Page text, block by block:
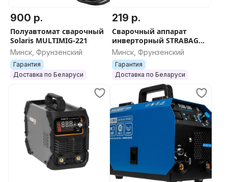
900 р.
Полуавтомат сварочный
Solaris MULTIMIG-221
Минск, Фрунзенский
Гарантия
Доставка по Беларуси
219 р.
Сварочный аппарат
инверторный STRABAG
MMArc-220
Минск, Фрунзенский
Гарантия
Доставка по Беларуси